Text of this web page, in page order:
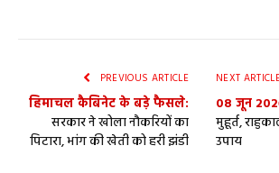
PREVIOUS ARTICLE
हिमाचल कैबिनेट के बड़े फैसले:
सरकार ने खोला नौकरियों का
पिटारा, भांग की खेती को हरी झंडी
NEXT
08 जून
मुहूर्त,
उपाय